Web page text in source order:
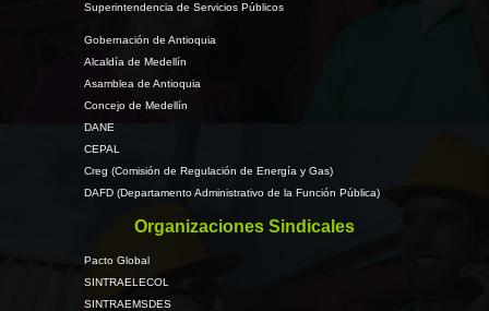
Superintendencia de Servicios Públicos
Gobernación de Antioquia
Alcaldía de Medellín
Asamblea de Antioquia
Concejo de Medellín
DANE
CEPAL
Creg (Comisión de Regulación de Energía y Gas)
DAFD (Departamento Administrativo de la Función Pública)
Organizaciones Sindicales
Pacto Global
SINTRAELECOL
SINTRAEMSDES